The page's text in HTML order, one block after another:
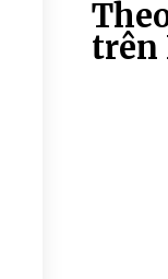
trên